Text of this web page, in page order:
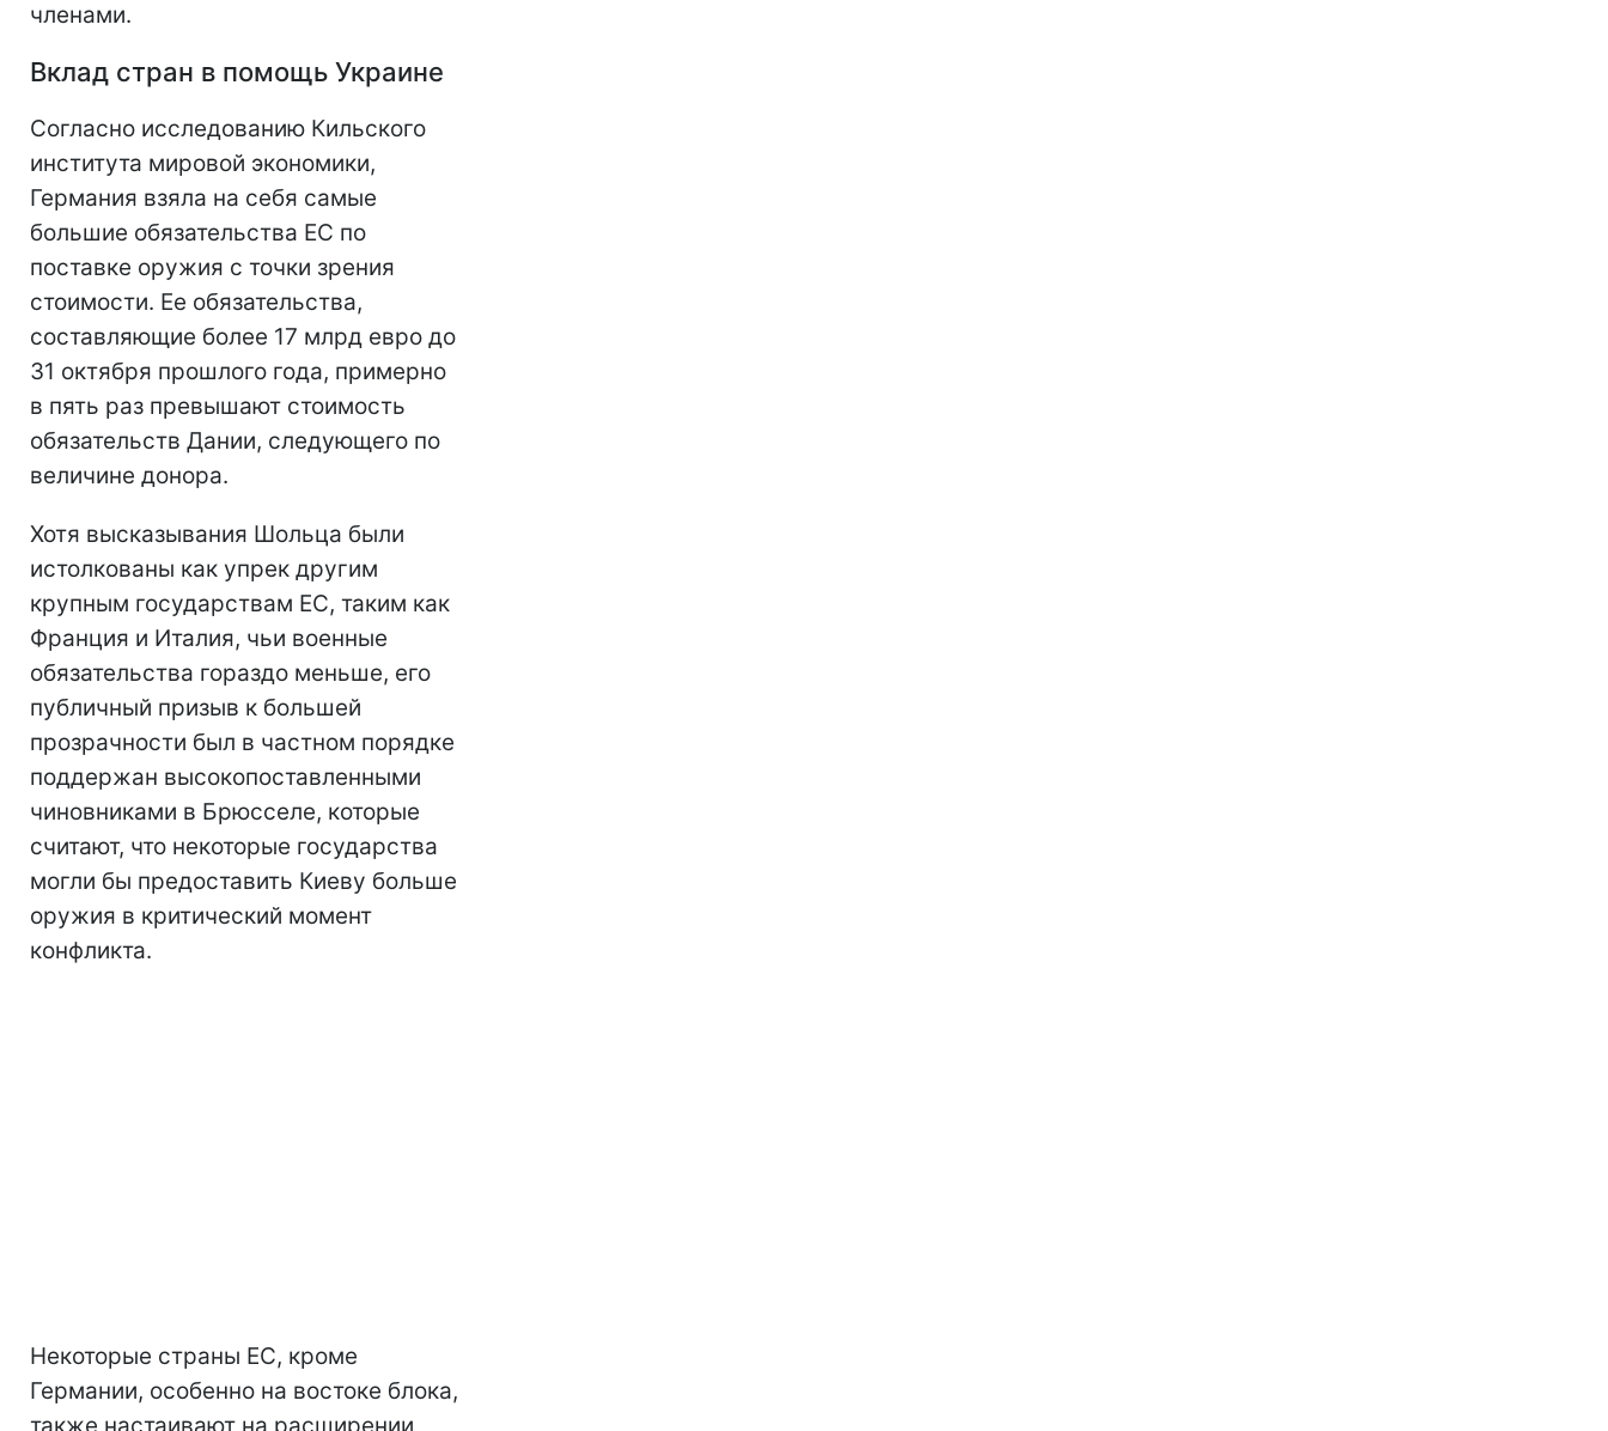
членами.
Вклад стран в помощь Украине
Согласно исследованию Кильского
института мировой экономики,
Германия взяла на себя самые
большие обязательства ЕС по
поставке оружия с точки зрения
стоимости. Ее обязательства,
составляющие более 17 млрд евро до
31 октября прошлого года, примерно
в пять раз превышают стоимость
обязательств Дании, следующего по
величине донора.
Хотя высказывания Шольца были
истолкованы как упрек другим
крупным государствам ЕС, таким как
Франция и Италия, чьи военные
обязательства гораздо меньше, его
публичный призыв к большей
прозрачности был в частном порядке
поддержан высокопоставленными
чиновниками в Брюсселе, которые
считают, что некоторые государства
могли бы предоставить Киеву больше
оружия в критический момент
конфликта.
Некоторые страны ЕС, кроме
Германии, особенно на востоке блока,